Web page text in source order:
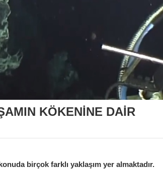
KÖKENİNE DAİR
birçok farklı yaklaşım yer almaktadır.